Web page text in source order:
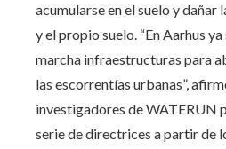
acumularse en el suelo y dañar
y el propio suelo. “En Aarhus
marcha infraestructuras para
las escorrentías urbanas”,
investigadores de WATERUN
serie de directrices a partir de